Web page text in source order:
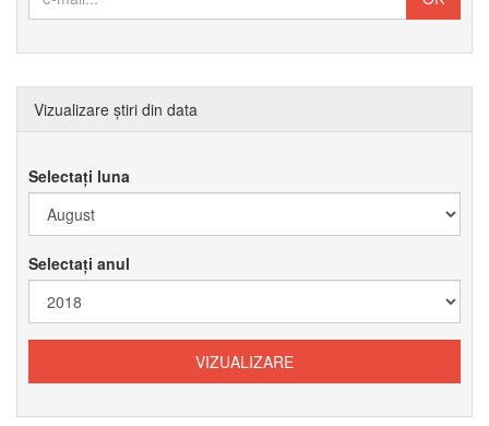
Vizualizare știri din data
Selectați luna
Selectați anul